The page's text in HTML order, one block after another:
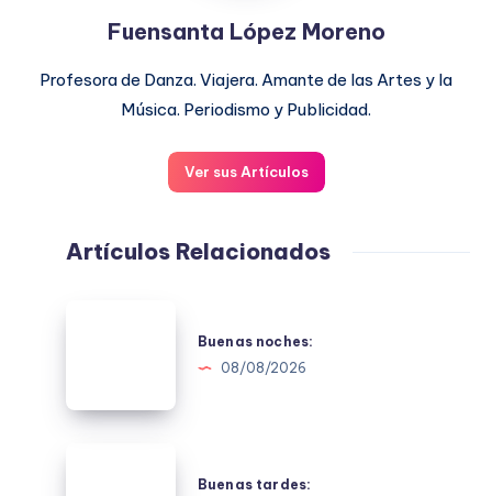
Fuensanta López Moreno
Profesora de Danza. Viajera. Amante de las Artes y la
Música. Periodismo y Publicidad.
Ver sus Artículos
Artículos Relacionados
Buenas noches:
08/08/2026
Buenas tardes: